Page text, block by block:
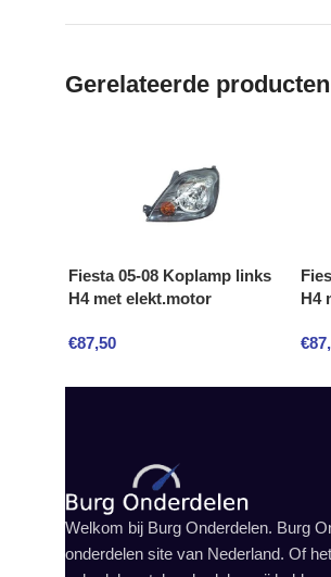
Gerelateerde producten
Fiesta 05-08 Koplamp links
H4 met elekt.motor
€87,50
H4
€
Welkom bij Burg Onderdelen. Burg
onderdelen site van Nederland. Of